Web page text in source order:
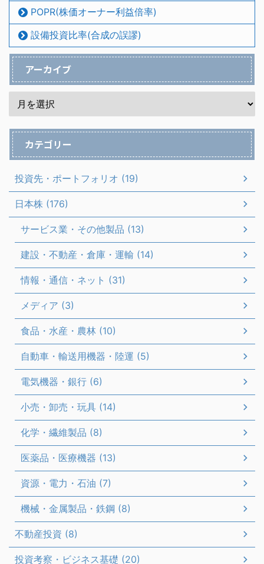
POPR(株価オーナー利益倍率)
設備投資比率(合成の誤謬)
アーカイブ
カテゴリー
投資先・ポートフォリオ (19)
日本株 (176)
サービス業・その他製品 (13)
建設・不動産・倉庫・運輸 (14)
情報・通信・ネット (31)
メディア (3)
食品・水産・農林 (10)
自動車・輸送用機器・陸運 (5)
電気機器・銀行 (6)
小売・卸売・玩具 (14)
化学・繊維製品 (8)
医薬品・医療機器 (13)
資源・電力・石油 (7)
機械・金属製品・鉄鋼 (8)
不動産投資 (8)
投資考察・ビジネス基礎 (20)